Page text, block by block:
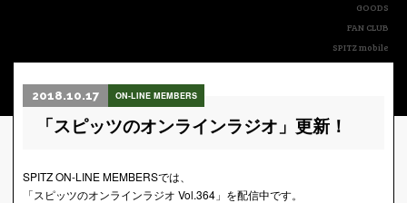
GOODS
FAN CLUB
SPITZ mobile
2018.10.17 ON-LINE MEMBERS
「スピッツのオンラインラジオ」更新！
SPITZ ON-LINE MEMBERSでは、
「スピッツのオンラインラジオ Vol.364」を配信中です。